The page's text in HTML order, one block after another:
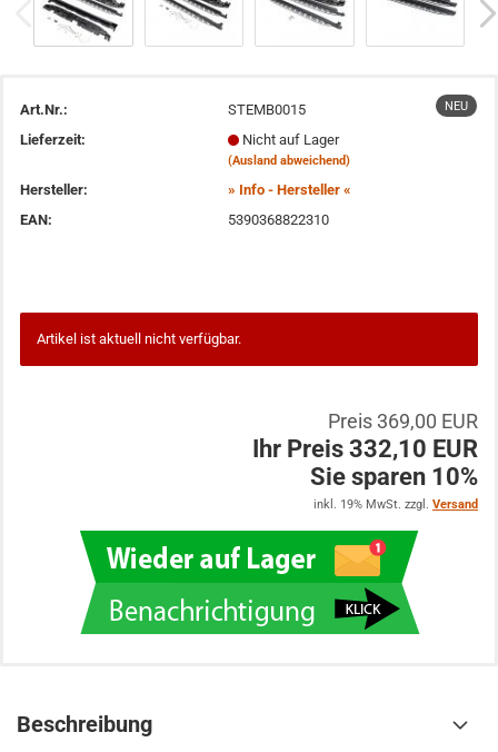
NEU
Art.Nr.:
STEMB0015
Lieferzeit:
Nicht auf Lager
(Ausland abweichend)
Hersteller:
» Info - Hersteller «
EAN:
5390368822310
Artikel ist aktuell nicht verfügbar.
Preis 369,00 EUR
Ihr Preis 332,10 EUR
Sie sparen 10%
inkl. 19% MwSt. zzgl. Versand
Beschreibung